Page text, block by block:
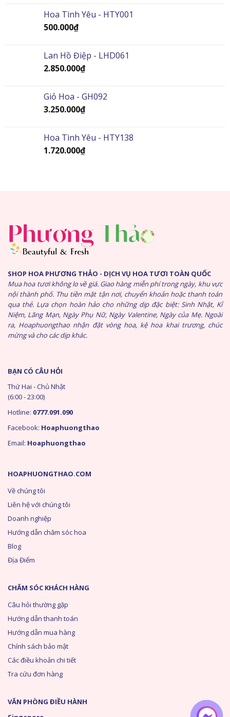
Hoa Tình Yêu - HTY001
500.000₫
Lan Hồ Điệp - LHD061
2.850.000₫
Giỏ Hoa - GH092
3.250.000₫
Hoa Tình Yêu - HTY138
1.720.000₫
SHOP HOA PHƯƠNG THẢO - DỊCH VỤ HOA TƯƠI TOÀN QUỐC
Mua hoa tươi không lo về giá. Giao hàng miễn phí trong ngày, khu vực
nội thành phố. Thu tiền mặt tận nơi, chuyển khoản hoặc thanh toán
qua thẻ. Lựa chọn hoàn hảo cho những dịp đặc biệt: Sinh Nhật, Kỉ
Niệm, Lãng Mạn, Ngày Phụ Nữ, Ngày Valentine, Ngày của Mẹ. Ngoài
ra, Hoaphuongthao nhận đặt vòng hoa, kệ hoa khai trương, chúc
mừng và cho các dịp khác.
HOAPHUONGTHAO.COM
Về chúng tôi
Liên hệ với chúng tôi
Doanh nghiệp
Hướng dẫn chăm sóc hoa
Blog
Địa Điểm
CHĂM SÓC KHÁCH HÀNG
Câu hỏi thường gặp
Hướng dẫn thanh toán
Hướng dẫn mua hàng
Chính sách bảo mật
Các điều khoản chi tiết
Tra cứu đơn hàng
BẠN CÓ CÂU HỎI
Thứ Hai - Chủ Nhật
(6:00 - 23:00)
Hotline: 0777.091.090
Facebook: Hoaphuongthao
Email: Hoaphuongthao
VĂN PHÒNG ĐIỀU HÀNH